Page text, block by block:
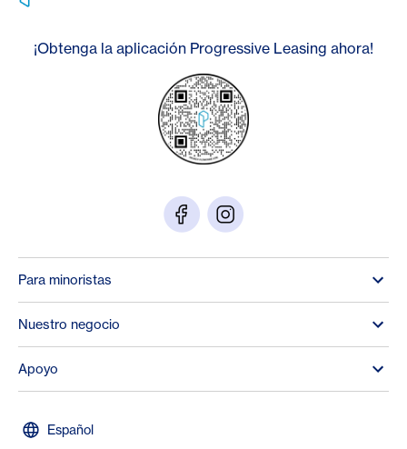
¡Obtenga la aplicación Progressive Leasing ahora!
Para minoristas
Nuestro negocio
Apoyo
Español